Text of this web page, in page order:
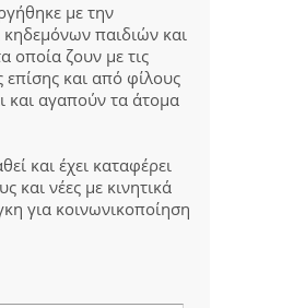
με την
παιδιών και
οποία ζουν με τις
επίσης και από φίλους
και αγαπούν τα άτομα
και έχει καταφέρει
και νέες με κινητικά
για κοινωνικοποίηση